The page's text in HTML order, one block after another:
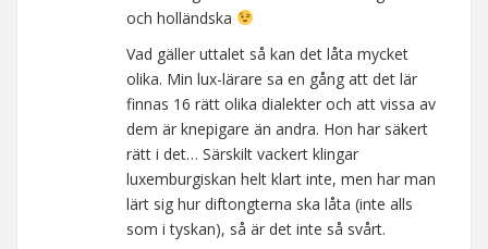
och holländska
Vad gäller uttalet så kan det låta mycket
olika. Min lux-lärare sa en gång att det lär
finnas 16 rätt olika dialekter och att vissa av
dem är knepigare än andra. Hon har säkert
rätt i det… Särskilt vackert klingar
luxemburgiskan helt klart inte, men har man
lärt sig hur diftongterna ska låta (inte alls
som i tyskan), så är det inte så svårt.